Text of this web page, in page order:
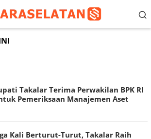
Takalar Terima Perwakilan BPK RI
Pemeriksaan Manajemen Aset
Kali Berturut-Turut, Takalar Raih